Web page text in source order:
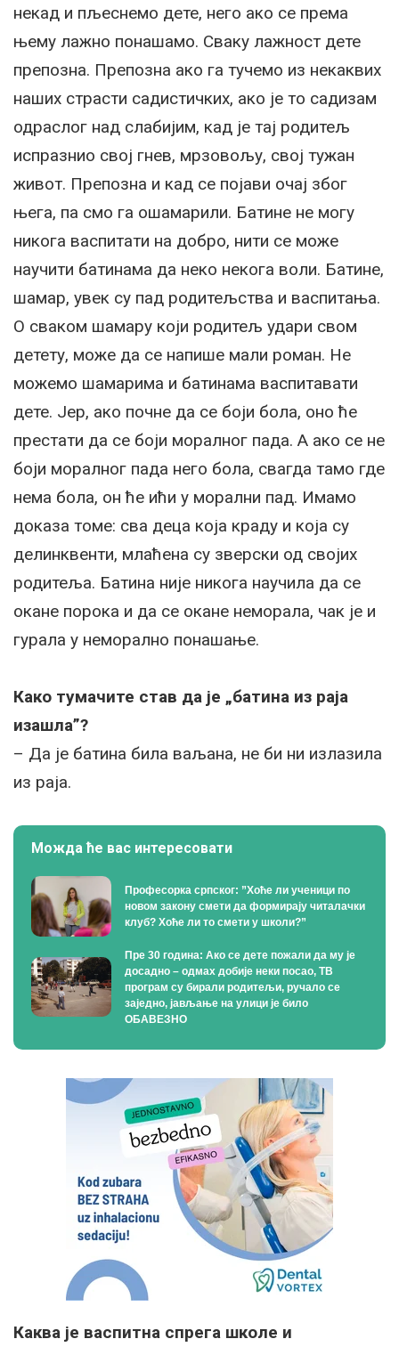
некад и пљеснемо дете, него ако се према
њему лажно понашамо. Сваку лажност дете
препозна. Препозна ако га тучемо из некаквих
наших страсти садистичких, ако је то садизам
одраслог над слабијим, кад је тај родитељ
испразнио свој гнев, мрзовољу, свој тужан
живот. Препозна и кад се појави очај због
њега, па смо га ошамарили. Батине не могу
никога васпитати на добро, нити се може
научити батинама да неко некога воли. Батине,
шамар, увек су пад родитељства и васпитања.
О сваком шамару који родитељ удари свом
детету, може да се напише мали роман. Не
можемо шамарима и батинама васпитавати
дете. Јер, ако почне да се боји бола, оно ће
престати да се боји моралног пада. А ако се не
боји моралног пада него бола, свагда тамо где
нема бола, он ће ићи у морални пад. Имамо
доказа томе: сва деца која краду и која су
делинквенти, млаћена су зверски од својих
родитеља. Батина није никога научила да се
окане порока и да се окане неморала, чак је и
гурала у неморално понашање.
Како тумачите став да је „батина из раја
изашла”?
– Да је батина била ваљана, не би ни излазила
из раја.
Можда ће вас интересовати
Професорка српског: ”Хоће ли ученици по
новом закону смети да формирају читалачки
клуб? Хоће ли то смети у школи?”
Пре 30 година: Ако се дете пожали да му је
досадно – одмах добије неки посао, ТВ
програм су бирали родитељи, ручало се
заједно, јављање на улици је било
ОБАВЕЗНО
Каква је васпитна спрега школе и